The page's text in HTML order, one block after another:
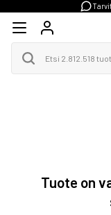
Tuote on